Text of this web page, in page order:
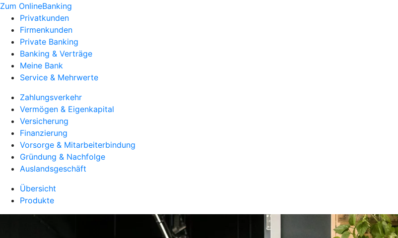
Zum OnlineBanking
Privatkunden
Firmenkunden
Private Banking
Banking & Verträge
Meine Bank
Service & Mehrwerte
Zahlungsverkehr
Vermögen & Eigenkapital
Versicherung
Finanzierung
Vorsorge & Mitarbeiterbindung
Gründung & Nachfolge
Auslandsgeschäft
Übersicht
Produkte